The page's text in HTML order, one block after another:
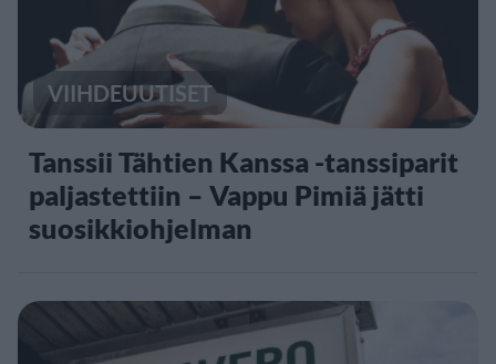
VIIHDEUUTISET
Tanssii Tähtien Kanssa -tanssiparit
paljastettiin – Vappu Pimiä jätti
suosikkiohjelman